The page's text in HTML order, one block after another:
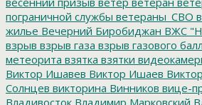
пограничной службы ветераны_СВО
жилье Вечерний Биробиджан ВЖС
взрыв взрыв газа взрыв газового
метеорита взятка взятки
Виктор Ишавев Виктор Ишаев
Солнцев викторина Винников вице-
Владивосток Владимир Марковский